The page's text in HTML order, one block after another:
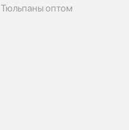
Тюльпаны оптом